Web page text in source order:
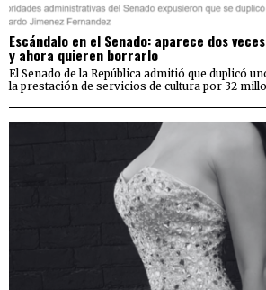
Escándalo en el Senado: aparece dos
y ahora quieren borrarlo
El Senado de la República admitió que duplicó
la prestación de servicios de cultura por 32